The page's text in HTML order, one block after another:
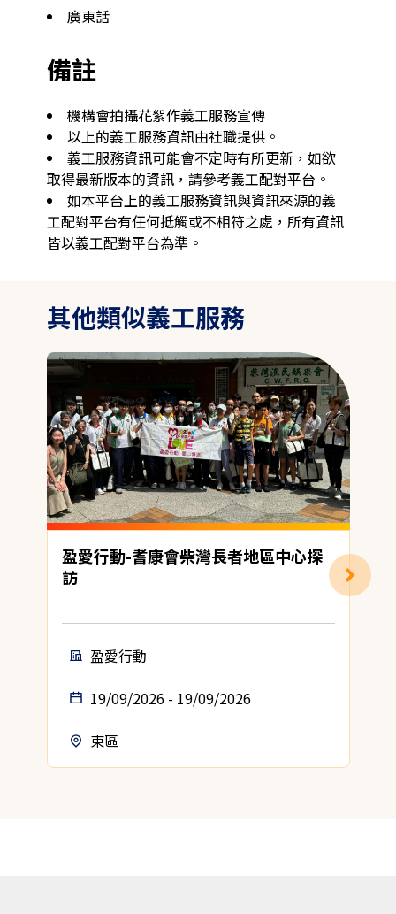
廣東話
備註
機構會拍攝花絮作義工服務宣傳
以上的義工服務資訊由社職提供。
義工服務資訊可能會不定時有所更新，如欲
取得最新版本的資訊，請參考義工配對平台。
如本平台上的義工服務資訊與資訊來源的義
工配對平台有任何抵觸或不相符之處，所有資訊
皆以義工配對平台為準。
其他類似義工服務
盈愛行動-耆康會柴灣長者地區中心探
訪
盈愛行動
19/09/2026 - 19/09/2026
東區